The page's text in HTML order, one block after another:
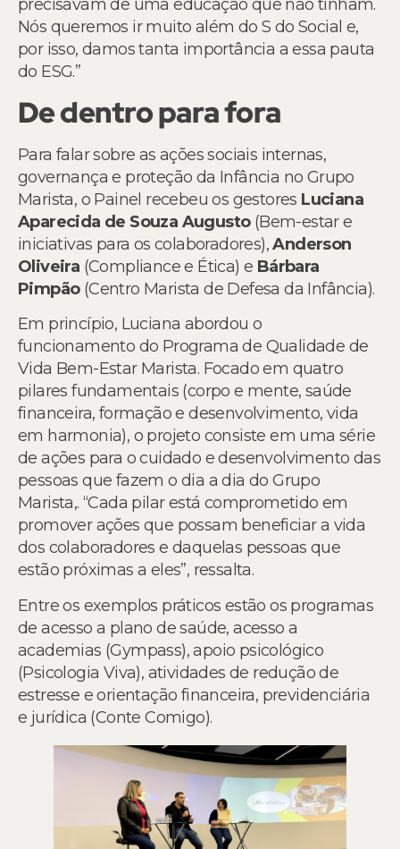
precisavam de uma educação que não tinham.
Nós queremos ir muito além do S do Social e,
por isso, damos tanta importância a essa pauta
do ESG.”
De dentro para fora
Para falar sobre as ações sociais internas,
governança e proteção da Infância no Grupo
Marista, o Painel recebeu os gestores Luciana
Aparecida de Souza Augusto(Bem-estar e
iniciativas para os colaboradores),Anderson
Oliveira (Compliance e Ética) e Bárbara
Pimpão (Centro Marista de Defesa da Infância).
Em princípio, Luciana abordou o
funcionamento do Programa de Qualidade de
Vida Bem-Estar Marista. Focado em quatro
pilares fundamentais (corpo e mente, saúde
financeira, formação e desenvolvimento, vida
em harmonia), o projeto consiste em uma série
de ações para o cuidado e desenvolvimento das
pessoas que fazem o dia a dia do Grupo
Marista,. “Cada pilar está comprometido em
promover ações que possam beneficiar a vida
dos colaboradores e daquelas pessoas que
estão próximas a eles”, ressalta.
Entre os exemplos práticos estão os programas
de acesso a plano de saúde, acesso a
academias (Gympass), apoio psicológico
(Psicologia Viva), atividades de redução de
estresse e orientação financeira, previdenciária
e jurídica (Conte Comigo).